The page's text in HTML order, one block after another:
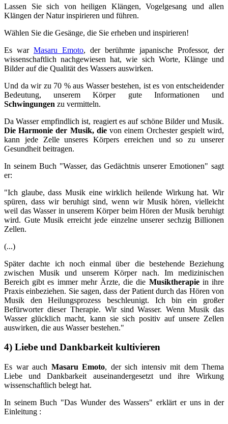
Lassen Sie sich von heiligen Klängen, Vogelgesang und allen
Klängen der Natur inspirieren und führen.
Wählen Sie die Gesänge, die Sie erheben und inspirieren!
Es war Masaru Emoto, der berühmte japanische Professor, der
wissenschaftlich nachgewiesen hat, wie sich Worte, Klänge und
Bilder auf die Qualität des Wassers auswirken.
Und da wir zu 70 % aus Wasser bestehen, ist es von entscheidender
Bedeutung, unserem Körper gute Informationen und
Schwingungen zu vermitteln.
Da Wasser empfindlich ist, reagiert es auf schöne Bilder und Musik.
Die Harmonie der Musik, dievon einem Orchester gespielt wird,
kann jede Zelle unseres Körpers erreichen und so zu unserer
Gesundheit beitragen.
In seinem Buch "Wasser, das Gedächtnis unserer Emotionen" sagt
er:
"Ich glaube, dass Musik eine wirklich heilende Wirkung hat. Wir
spüren, dass wir beruhigt sind, wenn wir Musik hören, vielleicht
weil das Wasser in unserem Körper beim Hören der Musik beruhigt
wird. Gute Musik erreicht jede einzelne unserer sechzig Billionen
Zellen.
(...)
Später dachte ich noch einmal über die bestehende Beziehung
zwischen Musik und unserem Körper nach. Im medizinischen
Bereich gibt es immer mehr Ärzte, die die Musiktherapiein ihre
Praxis einbeziehen. Sie sagen, dass der Patient durch das Hören von
Musik den Heilungsprozess beschleunigt. Ich bin ein großer
Befürworter dieser Therapie. Wir sind Wasser. Wenn Musik das
Wasser glücklich macht, kann sie sich positiv auf unsere Zellen
auswirken, die aus Wasser bestehen."
4) Liebe und Dankbarkeit kultivieren
Es war auch Masaru Emoto, der sich intensiv mit dem Thema
Liebe und Dankbarkeit auseinandergesetzt und ihre Wirkung
wissenschaftlich belegt hat.
In seinem Buch "Das Wunder des Wassers" erklärt er uns in der
Einleitung :